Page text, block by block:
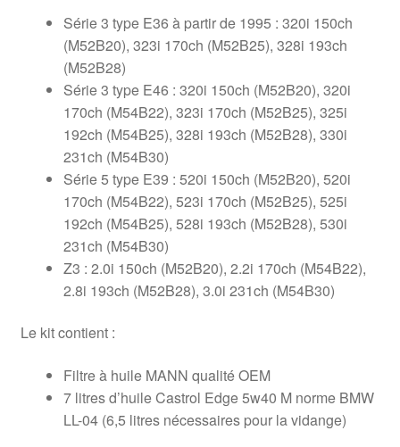
Série 3 type E36 à partir de 1995 : 320i 150ch
(M52B20), 323i 170ch (M52B25), 328i 193ch
(M52B28)
Série 3 type E46 : 320i 150ch (M52B20), 320i
170ch (M54B22), 323i 170ch (M52B25), 325i
192ch (M54B25), 328i 193ch (M52B28), 330i
231ch (M54B30)
Série 5 type E39 : 520i 150ch (M52B20), 520i
170ch (M54B22), 523i 170ch (M52B25), 525i
192ch (M54B25), 528i 193ch (M52B28), 530i
231ch (M54B30)
Z3 : 2.0i 150ch (M52B20), 2.2i 170ch (M54B22),
2.8i 193ch (M52B28), 3.0i 231ch (M54B30)
Le kit contient :
Filtre à huile MANN qualité OEM
7 litres d’huile Castrol Edge 5w40 M norme BMW
LL-04 (6,5 litres nécessaires pour la vidange)